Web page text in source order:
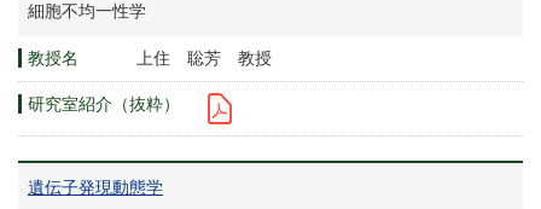
細胞不均一性学
上住 聡芳 教授
遺伝子発現動態学